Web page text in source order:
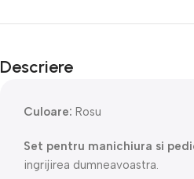
Descriere
Culoare: Rosu
Set pentru manichiura si
ingrijirea dumneavoastra.